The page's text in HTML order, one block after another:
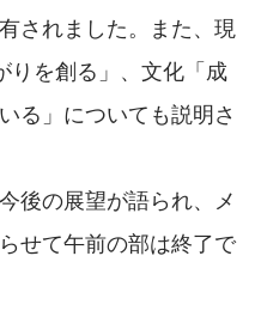
されました。また、現
りを創る」、文化「成
る」についても説明さ
後の展望が語られ、メ
せて午前の部は終了で